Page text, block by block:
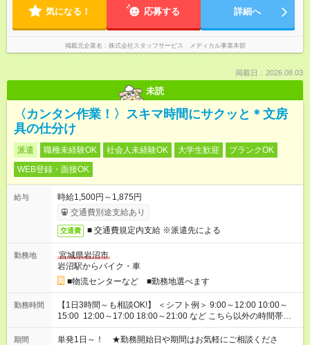
気になる！ 応募する 詳細へ
掲載元企業名 株式会社スタッフサービス メディカル事業本部
掲載日：2026.08.03
未読
〈カンタン作業！〉スキマ時間にサクッと＊文房
具の仕分け
派遣 職種未経験OK 社会人未経験OK 大学生歓迎
ブランクOK
WEB登録・面接OK
給与
時給1,500円～1,875円
交通費別途支給あり
交通費 ■ 交通費規定内支給 ※派遣先による
勤務地
宮城県岩沼市
岩沼駅からバイク・車
■物流センターなど ■勤務地選べます
勤務時間
【1日3時間～も相談OK!】 ＜シフト例＞ 9:00～12:00 10:00～
15:00 12:00～17:00 18:00～21:00 など こちら以外の時間帯も
お気軽にご相談ください！
期間
単発1日～！ ★勤務開始日や期間はお気軽にご相談くださ